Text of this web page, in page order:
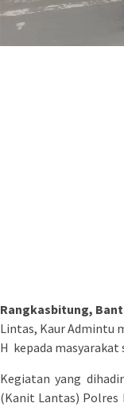
Rangkasbitung,
Lintas, Kaur Admintu
H kepada
Kegiatan yang
(Kanit Lantas)